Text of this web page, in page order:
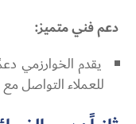
دعم فني متميز:
يقدم الخوارزمي
للعملاء التواصل